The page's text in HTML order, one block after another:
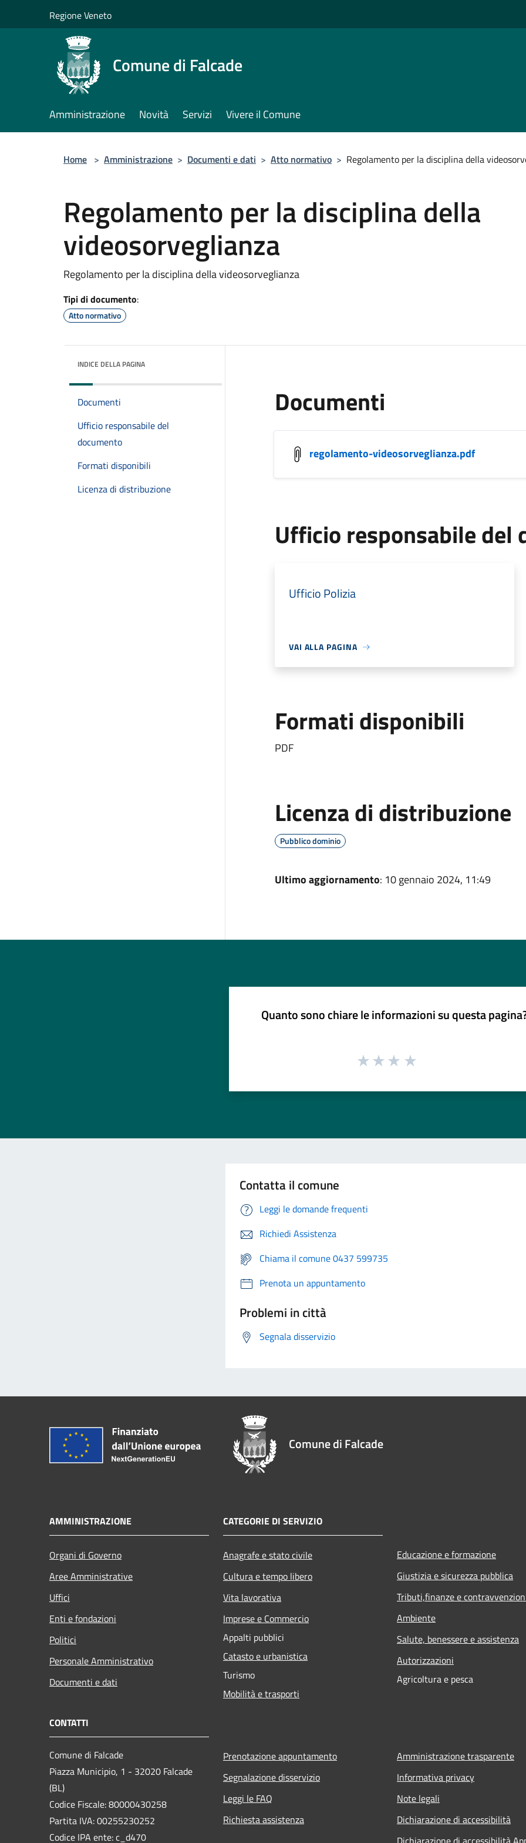
Regione Veneto
Comune di Falcade
Amministrazione Novità Servizi Vivere il Comune
Home > Amministrazione > Documenti e dati > Atto normativo > Regolamento per la disciplina della
Regolamento per la disciplina della
videosorveglianza
Regolamento per la disciplina della videosorveglianza
Tipi di documento:
Atto normativo
INDICE DELLA PAGINA
Documenti
Ufficio responsabile del
documento
Formati disponibili
Licenza di distribuzione
Documenti
regolamento-videosorveglianza.pdf
Ufficio responsabile del
Ufficio Polizia
VAI ALLA PAGINA
Formati disponibili
PDF
Licenza di distribuzione
Pubblico dominio
Ultimo aggiornamento: 10 gennaio 2024, 11:49
Quanto sono chiare le informazioni su questa
Contatta il comune
Leggi le domande frequenti
Richiedi Assistenza
Chiama il comune 0437 599735
Prenota un appuntamento
Problemi in città
Segnala disservizio
Comune di Falcade
AMMINISTRAZIONE
Organi di Governo
Aree Amministrative
Uffici
Enti e fondazioni
Politici
Personale Amministrativo
Documenti e dati
CATEGORIE DI SERVIZIO
Anagrafe e stato civile
Cultura e tempo libero
Vita lavorativa
Imprese e Commercio
Appalti pubblici
Catasto e urbanistica
Turismo
Mobilità e trasporti
Educazione e formazione
Giustizia e sicurezza pubblica
Tributi,finanze e
Ambiente
Salute, benessere e assistenza
Autorizzazioni
Agricoltura e pesca
CONTATTI
Comune di Falcade
Piazza Municipio, 1 - 32020 Falcade
(BL)
Codice Fiscale: 80000430258
Partita IVA: 00255230252
Codice IPA ente: c_d470
Prenotazione appuntamento
Segnalazione disservizio
Leggi le FAQ
Richiesta assistenza
Amministrazione trasparente
Informativa privacy
Note legali
Dichiarazione di accessibilità